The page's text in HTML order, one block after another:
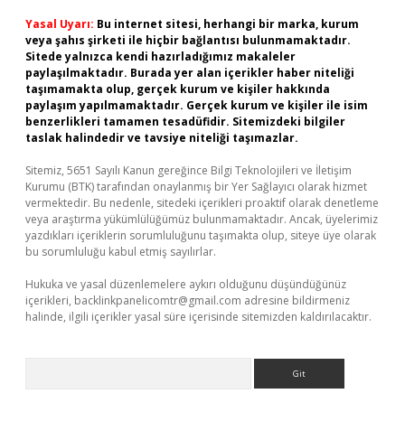
Yasal Uyarı: Bu internet sitesi, herhangi bir marka, kurum
veya şahıs şirketi ile hiçbir bağlantısı bulunmamaktadır.
Sitede yalnızca kendi hazırladığımız makaleler
paylaşılmaktadır. Burada yer alan içerikler haber niteliği
taşımamakta olup, gerçek kurum ve kişiler hakkında
paylaşım yapılmamaktadır. Gerçek kurum ve kişiler ile isim
benzerlikleri tamamen tesadüfidir. Sitemizdeki bilgiler
taslak halindedir ve tavsiye niteliği taşımazlar.
Sitemiz, 5651 Sayılı Kanun gereğince Bilgi Teknolojileri ve İletişim
Kurumu (BTK) tarafından onaylanmış bir Yer Sağlayıcı olarak hizmet
vermektedir. Bu nedenle, sitedeki içerikleri proaktif olarak denetleme
veya araştırma yükümlülüğümüz bulunmamaktadır. Ancak, üyelerimiz
yazdıkları içeriklerin sorumluluğunu taşımakta olup, siteye üye olarak
bu sorumluluğu kabul etmiş sayılırlar.
Hukuka ve yasal düzenlemelere aykırı olduğunu düşündüğünüz
içerikleri, backlinkpanelicomtr@gmail.com adresine bildirmeniz
halinde, ilgili içerikler yasal süre içerisinde sitemizden kaldırılacaktır.